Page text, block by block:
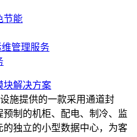
节能
管理服务
块解决方案
施提供的一款采用通道封
预制的机柜、配电、制冷、监
的独立的小型数据中心，为客